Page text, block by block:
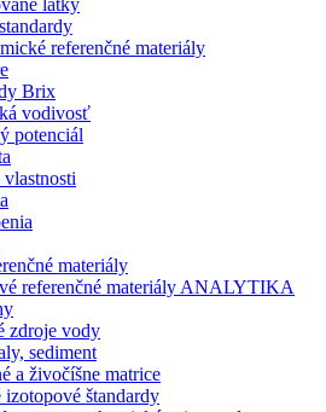
látky
referenčné materiály
Brix
vodivosť
potenciál
materiály
referenčné materiály ANALYTIKA
zdroje vody
sediment
a živočíšne matrice
izotopové štandardy